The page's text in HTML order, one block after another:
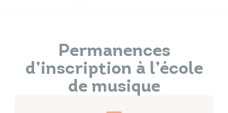
Permanences
d’inscription à l’école
de musique
Annuaires